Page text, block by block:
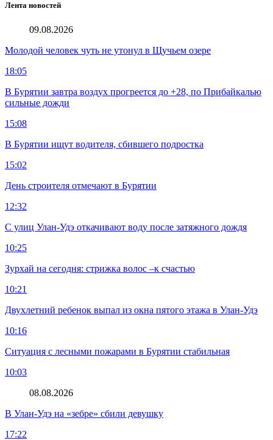
Лента новостей
09.08.2026
Молодой человек чуть не утонул в Щучьем озере
18:05
В Бурятии завтра воздух прогреется до +28, по Прибайкалью
сильные дожди
15:08
В Бурятии ищут водителя, сбившего подростка
15:02
День строителя отмечают в Бурятии
12:32
С улиц Улан-Удэ откачивают воду после затяжного дождя
10:25
Зурхай на сегодня: стрижка волос –к счастью
10:21
Двухлетний ребенок выпал из окна пятого этажа в Улан-Удэ
10:16
Ситуация с лесными пожарами в Бурятии стабильная
10:03
08.08.2026
В Улан-Удэ на «зебре» сбили девушку
17:22